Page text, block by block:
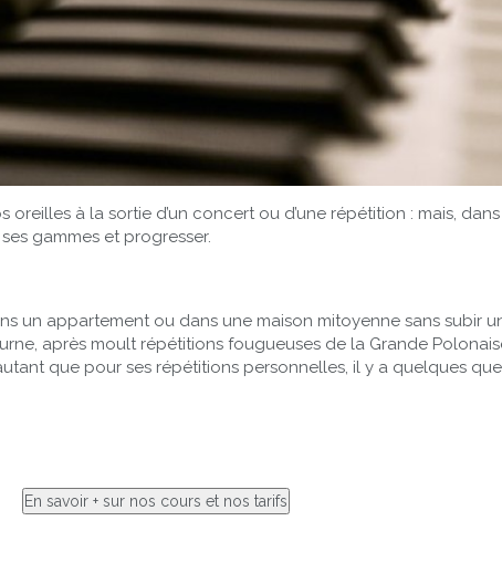
à la sortie d’un concert ou d’une répétition : mais,
gammes et progresser.
un appartement ou dans une maison mitoyenne sans subir
après moult répétitions fougueuses de la Grande
que pour ses répétitions personnelles, il y a quelques